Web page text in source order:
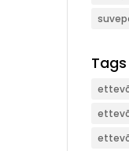
Tags